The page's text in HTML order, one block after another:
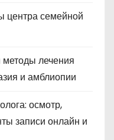
центра семейной
методы лечения
и амблиопии
осмотр,
записи онлайн и